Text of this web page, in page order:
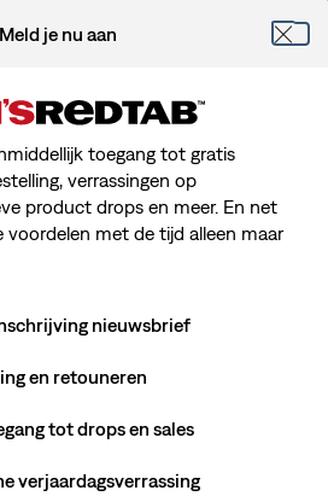
Meld je nu aan
toegang tot gratis
verrassingen op
product drops en meer. En net
voordelen met de tijd alleen maar
nieuwsbrief
en retouneren
tot drops en sales
verjaardagsverrassing